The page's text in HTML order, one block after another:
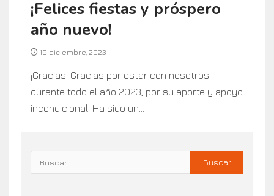
¡Felices fiestas y próspero
año nuevo!
19 diciembre, 2023
¡Gracias! Gracias por estar con nosotros
durante todo el año 2023, por su aporte y apoyo
incondicional. Ha sido un...